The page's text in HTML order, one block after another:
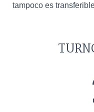
tampoco es